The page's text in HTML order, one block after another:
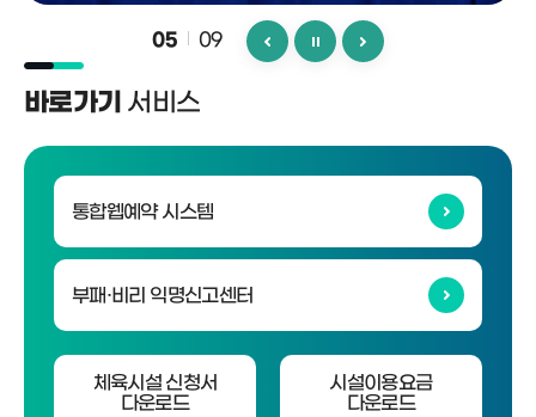
06 09
바로가기 서비스
통합웹예약 시스템
부패·비리 익명신고센터
체육시설 신청서
다운로드
시설이용요금
다운로드